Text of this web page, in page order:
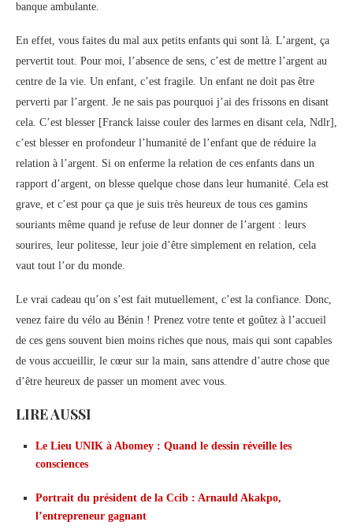
banque ambulante.
En effet, vous faites du mal aux petits enfants qui sont là. L’argent, ça
pervertit tout. Pour moi, l’absence de sens, c’est de mettre l’argent au
centre de la vie. Un enfant, c’est fragile. Un enfant ne doit pas être
perverti par l’argent. Je ne sais pas pourquoi j’ai des frissons en disant
cela. C’est blesser [Franck laisse couler des larmes en disant cela, Ndlr],
c’est blesser en profondeur l’humanité de l’enfant que de réduire la
relation à l’argent. Si on enferme la relation de ces enfants dans un
rapport d’argent, on blesse quelque chose dans leur humanité. Cela est
grave, et c’est pour ça que je suis très heureux de tous ces gamins
souriants même quand je refuse de leur donner de l’argent : leurs
sourires, leur politesse, leur joie d’être simplement en relation, cela
vaut tout l’or du monde.
Le vrai cadeau qu’on s’est fait mutuellement, c’est la confiance. Donc,
venez faire du vélo au Bénin ! Prenez votre tente et goûtez à l’accueil
de ces gens souvent bien moins riches que nous, mais qui sont capables
de vous accueillir, le cœur sur la main, sans attendre d’autre chose que
d’être heureux de passer un moment avec vous.
LIRE AUSSI
Le Lieu UNIK à Abomey : Quand le dessin réveille les
consciences
Portrait du président de la Ccib : Arnauld Akakpo,
l’entrepreneur gagnant